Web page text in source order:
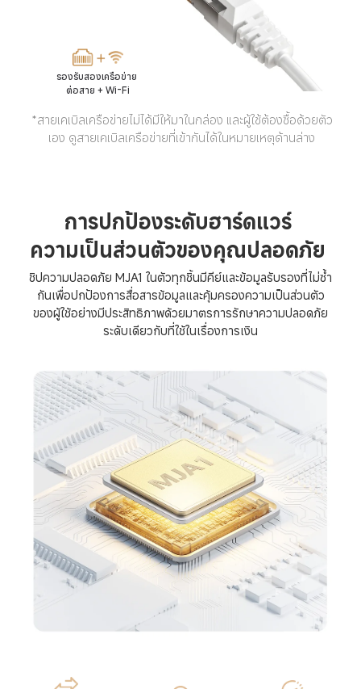
*สายเคเบิลเครือข่ายไม่ได้มีให้มาในกล่อง และผู้ใช้ต้องซื้อด้วยตัว
เอง ดูสายเคเบิลเครือข่ายที่เข้ากันได้ในหมายเหตุด้านล่าง
รองรับสองเครือข่าย
ต่อสาย + Wi-Fi
การปกป้องระดับฮาร์ดแวร์
ความเป็นส่วนตัวของคุณปลอดภัย
ชิปความปลอดภัย MJA1 ในตัวทุกชิ้นมีคีย์และข้อมูลรับรองที่ไม่ซ้ำ
กันเพื่อปกป้องการสื่อสารข้อมูลและคุ้มครองความเป็นส่วนตัว
ของผู้ใช้อย่างมีประสิทธิภาพด้วยมาตรการรักษาความปลอดภัย
ระดับเดียวกับที่ใช้ในเรื่องการเงิน